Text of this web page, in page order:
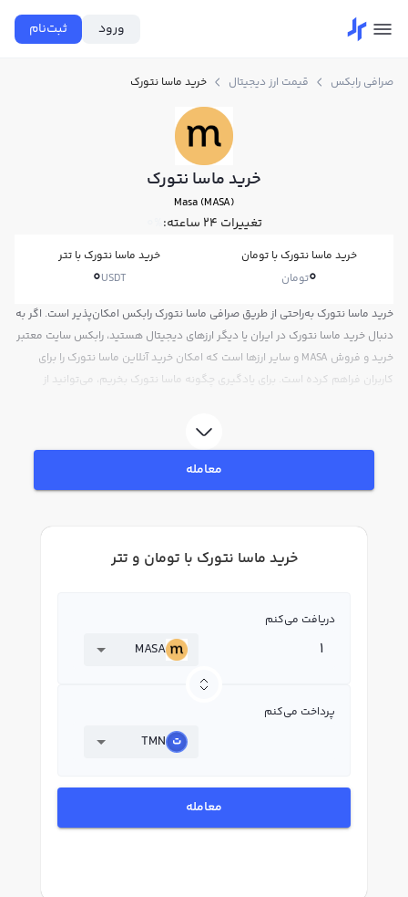
ورود ثبت‌نام
صرافی رابکس قیمت ارز دیجیتال خرید ماسا نتورک
خرید ماسا نتورک
Masa (MASA)
تغییرات ۲۴ ساعته: 0%
خرید ماسا نتورک با تومان
0تومان
خرید ماسا نتورک با تتر
0USDT
خرید ماسا نتورک به‌راحتی از طریق صرافی ماسا نتورک رابکس امکان‌پذیر است. اگر به
دنبال خرید ماسا نتورک در ایران یا دیگر ارزهای دیجیتال هستید، رابکس سایت معتبر
خرید و فروش MASA و سایر ارزها است که امکان خرید آنلاین ماسا نتورک را برای
کاربران فراهم کرده است. برای یادگیری چگونه ماسا نتورک بخریم، می‌توانید از
فروش ماسا نتورک MASA بپردازید. در بازار رابکس، قیمت لحظه‌ای، نمودار و امکانات
فروش ماسا نتورک نیز در دسترس شما قرار دارد تا بتوانید تصمیمات بهتری در
معامله
خرید ماسا نتورک با تومان و تتر
دریافت می‌کنم
MASA
پرداخت می‌کنم
TMN
معامله